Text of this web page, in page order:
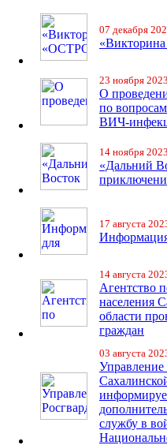
07 декабря
23 ноября
О
по
ВИЧ-
14 ноября
«Дальний
17 августа
14 августа
Агентство
населения
области
граждан
03 августа
Управление
службу в